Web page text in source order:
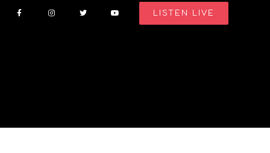
LISTEN LIVE